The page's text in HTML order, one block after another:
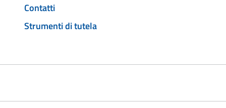
Contatti
Strumenti di tutela